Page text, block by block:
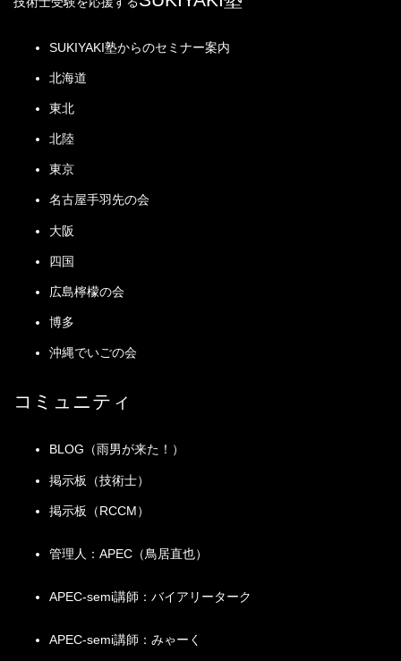
SUKIYAKI塾からのセミナー案内
北海道
東北
北陸
東京
名古屋手羽先の会
大阪
四国
広島檸檬の会
博多
沖縄でいごの会
コミュニティ
BLOG（雨男が来た！）
掲示板（技術士）
掲示板（RCCM）
管理人：APEC（鳥居直也）
APEC-semi講師：バイアリーターク
APEC-semi講師：みゃーく